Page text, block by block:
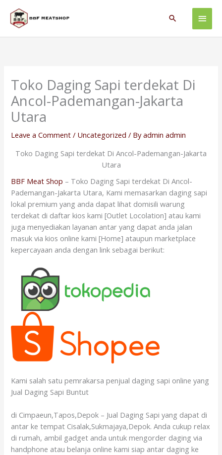
content
Main
Search
Toko Daging Sapi terdekat Di
Ancol-Pademangan-Jakarta
Utara
Leave a Comment / Uncategorized / Byadmin admin
Toko Daging Sapi terdekat Di Ancol-Pademangan-Jakarta
Utara
BBF Meat Shop – Toko Daging Sapi terdekat Di Ancol-
Pademangan-Jakarta Utara, Kami memasarkan daging sapi
lokal premium yang anda dapat lihat domisili warung
terdekat di daftar kios kami [Outlet Locolation] atau kami
juga menyediakan layanan antar yang dapat anda jalan
masuk via kios online kami [Home] ataupun marketplace
kepercayaan anda dengan link sebagai berikut:
Kami salah satu pemrakarsa penjual daging sapi online yang
Jual Daging Sapi Buntut
di Cimpaeun,Tapos,Depok – Jual Daging Sapi yang dapat di
antar ke tempat Cisalak,Sukmajaya,Depok. Anda cukup relax
di rumah, ambil gadget anda untuk mengorder daging via
handphone atau belanja online kami siap antar daging ke